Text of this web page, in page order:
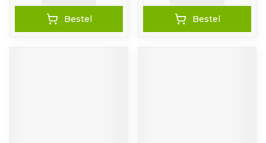
Bestel Bestel